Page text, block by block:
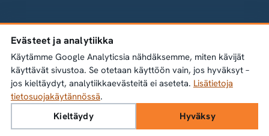
LinkedIn Instagram Facebook
Vasagatan 28, 111 20 Stockholm · Org.nr 556845-1198 ·
info@bumbeelabs.se
© 2026 Bumbee Labs AB. Kaikki oikeudet pidätetään.
TietosuojakäytäntöEvästeasetukset
Varaa esittely
Evästeet ja analytiikka
Käytämme Google Analyticsia nähdäksemme, miten kävijät
käyttävät sivustoa. Se otetaan käyttöön vain, jos hyväksyt –
jos kieltäydyt, analytiikkaevästeitä ei aseteta. Lisätietoja
tietosuojakäytännössä.
Kieltäydy
Hyväksy